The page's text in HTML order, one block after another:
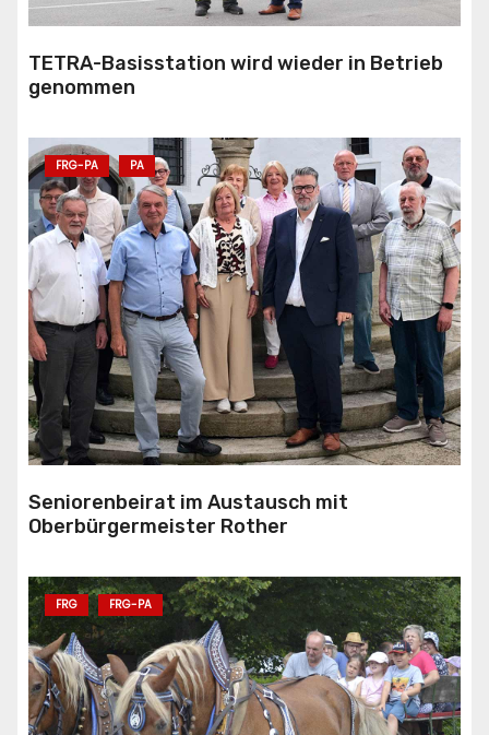
TETRA-Basisstation wird wieder in Betrieb
genommen
FRG-PA PA
Seniorenbeirat im Austausch mit
Oberbürgermeister Rother
FRG FRG-PA